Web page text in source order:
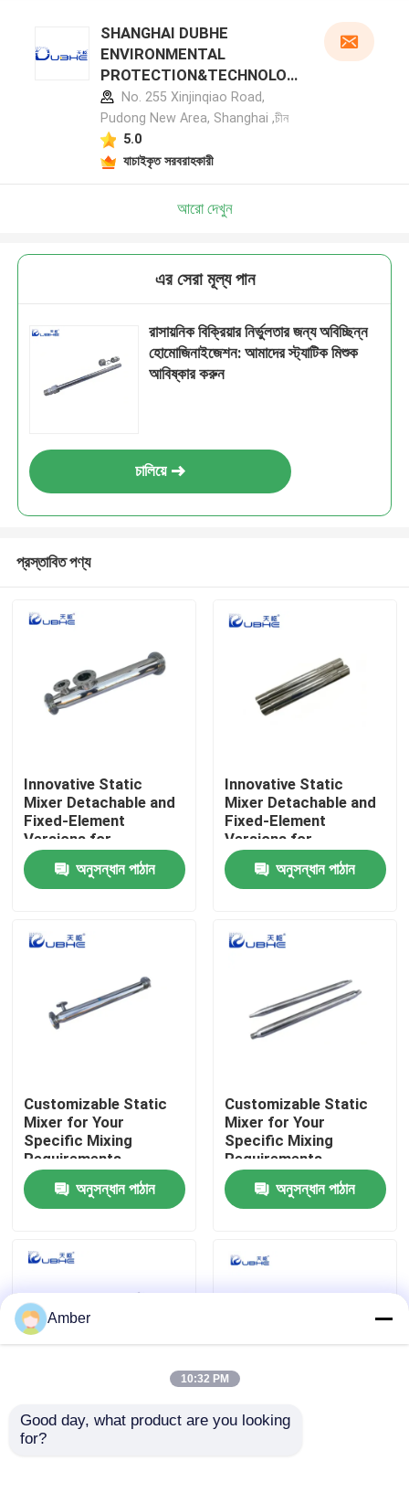
পণ্য
আমাদের সম্পর্কে
কারখানা ভ্রমণ
মান নিয়ন্ত্রণ
যোগাযোগ করুন
ব্লগ
SHANGHAI DUBHE
ENVIRONMENTAL
PROTECTION&TECHNOLOG
Y CO.,LTD প্রস্তুতকারক প্রোফাইল
No. 255 Xinjinqiao Road,
Pudong New Area, Shanghai ,চীন
5.0
যাচাইকৃত সরবরাহকারী
আরো দেখুন
এর সেরা মূল্য পান
রাসায়নিক বিক্রিয়ার নির্ভুলতার জন্য অবিচ্ছিন্ন
হোমোজিনাইজেশন: আমাদের স্ট্যাটিক মিশুক
আবিষ্কার করুন
চালিয়ে
প্রস্তাবিত পণ্য
Innovative Static
Mixer Detachable and
Fixed-Element
Versions for
Customizable Surface
Treatmentঅনুসন্ধান পাঠান
Innovative Static
Mixer Detachable and
Fixed-Element
Versions for
Customizable Surface
Treatmentঅনুসন্ধান পাঠান
Customizable Static
Mixer for Your
Specific Mixing
Requirements
অনুসন্ধান পাঠান
Customizable Static
Mixer for Your
Specific Mixing
Requirements
অনুসন্ধান পাঠান
এমনকি চ্যালেঞ্জিং সান্দ্রতা
অনুপাত বা কম প্রবাহের অবস্থার
রাসায়নিক বিক্রিয়ার নির্ভুলতার
Amber
10:32 PM
Good day, what product are you looking
for?